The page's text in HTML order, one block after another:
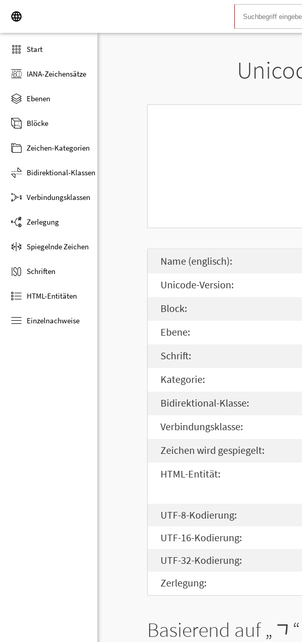
Start
IANA-Zeichensätze
Ebenen
Blöcke
Zeichen-Kategorien
Bidirektional-Klassen
Verbindungsklassen
Zerlegung
Spiegelnde Zeichen
Schriften
HTML-Entitäten
Einzelnachweise
Name (englisch):
Unicode-Version:
Block:
Ebene:
Schrift:
Kategorie:
Bidirektional-Klasse:
Verbindungsklasse:
Zeichen wird gespiegelt:
HTML-Entität:
UTF-8-Kodierung:
UTF-16-Kodierung:
UTF-32-Kodierung:
Zerlegung:
Basierend auf „ ᆨ